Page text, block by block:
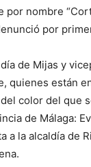
nombre
por
de Mijas y
quienes están
color del que
de Málaga:
a la alcaldía de